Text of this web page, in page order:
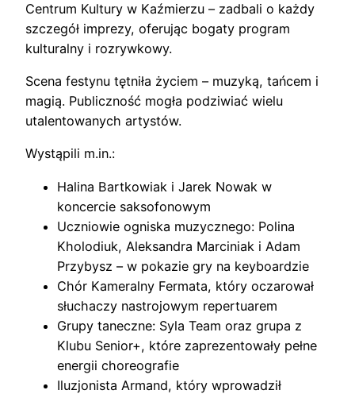
Centrum Kultury w Kaźmierzu – zadbali o każdy
szczegół imprezy, oferując bogaty program
kulturalny i rozrywkowy.
Scena festynu tętniła życiem – muzyką, tańcem i
magią. Publiczność mogła podziwiać wielu
utalentowanych artystów.
Wystąpili m.in.:
Halina Bartkowiak i Jarek Nowak w
koncercie saksofonowym
Uczniowie ogniska muzycznego: Polina
Kholodiuk, Aleksandra Marciniak i Adam
Przybysz – w pokazie gry na keyboardzie
Chór Kameralny Fermata, który oczarował
słuchaczy nastrojowym repertuarem
Grupy taneczne: Syla Team oraz grupa z
Klubu Senior+, które zaprezentowały pełne
energii choreografie
Iluzjonista Armand, który wprowadził